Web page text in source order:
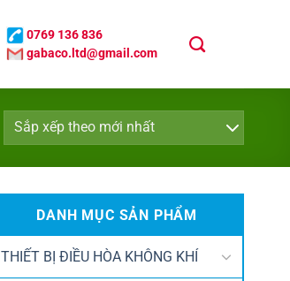
gabaco.ltd@gmail.com
0769 136 836
DANH MỤC SẢN PHẨM
THIẾT BỊ ĐIỀU HÒA KHÔNG KHÍ